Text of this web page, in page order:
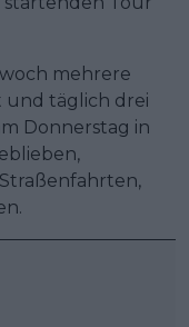
mehrere
und täglich drei
Donnerstag in